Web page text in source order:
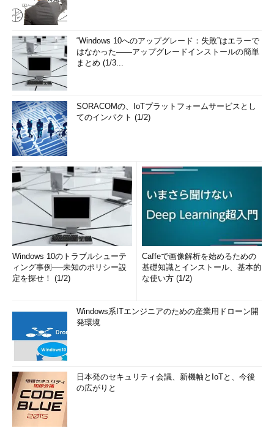
“Windows 10へのアップグレード：失敗”はエラーで
はなかった――アップグレードインストールの簡単
まとめ (1/3...
SORACOMの、IoTプラットフォームサービスとし
てのインパクト (1/2)
Windows 10のトラブルシューテ
ィング事例──未知のポリシー設
定を探せ！ (1/2)
Caffeで画像解析を始めるための
基礎知識とインストール、基本的
な使い方 (1/2)
Windows系ITエンジニアのための産業用ドローン開
発環境
日本発のセキュリティ会議、新機軸とIoTと、今後
の広がりと